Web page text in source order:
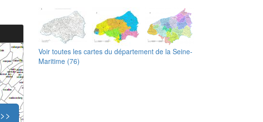
Voir toutes les cartes du département de la Seine-
Maritime (76)